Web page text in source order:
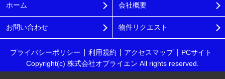
ホーム 会社概要
お問い合わせ 物件リクエスト
プライバシーポリシー 利用規約 アクセスマップ
PCサイト
Copyright(c) 株式会社オブライエン All rights reserved.